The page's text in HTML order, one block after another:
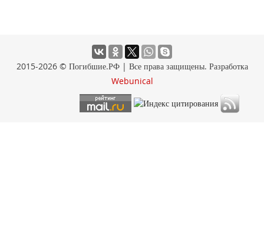
2015-2026 © Погибшие.РФ | Все права защищены. Разработка
Webunical